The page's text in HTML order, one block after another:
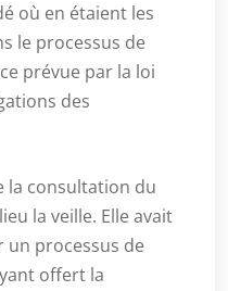
où en étaient les
le processus de
prévue par la loi
des
la consultation du
la veille. Elle avait
un processus de
offert la